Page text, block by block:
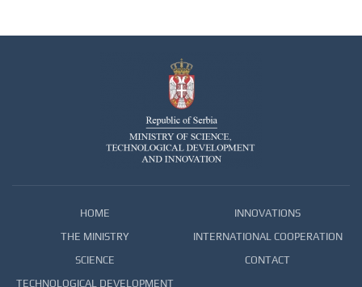
HOME
THE MINISTRY
SCIENCE
TECHNOLOGICAL DEVELOPMENT
INNOVATIONS
INTERNATIONAL COOPERATION
CONTACT